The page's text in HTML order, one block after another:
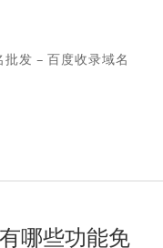
批发 – 百度收录域名
哪些功能免